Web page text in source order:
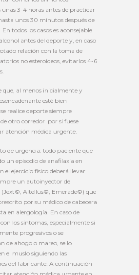
unas 3-4 horas antes de practicar
unos 30 minutos después de
todos los casos es aconsejable
antes del deporte y, en caso
relación con la toma de
no esteroideos, evitarlos 4-6
que, al menos inicialmente y
esté bien
realice deporte siempre
otro corredor por si fuese
atención médica urgente.
de urgencia: todo paciente que
un episodio de anafilaxia en
el ejercicio físico deberá llevar
un autoinyector de
(Jext©, Altellus©, Emerade©) que
por su médico de cabecera
en alergología. En caso de
los síntomas, especialmente si
progresivos o se
de ahogo o mareo, se lo
el muslo siguiendo las
del fabricante. A continuación